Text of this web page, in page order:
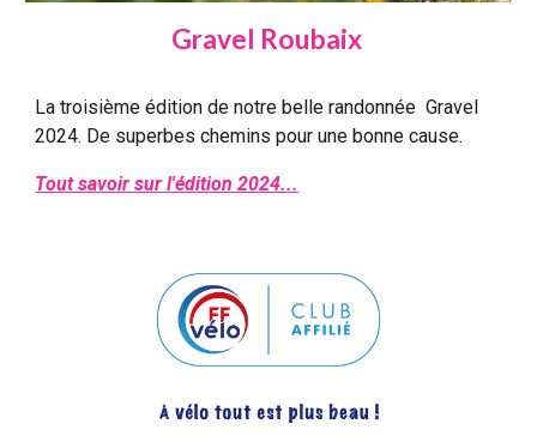
Gravel Roubaix
La troisième édition de notre belle randonnée Gravel
2024. De superbes chemins pour une bonne cause.
Tout savoir sur l'édition 2024...